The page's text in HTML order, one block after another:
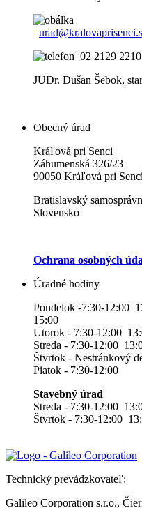
02 2129 2210
JUDr. Dušan Šebok,
Obecný úrad
Kráľová pri Senci
Záhumenská 326/23
90050 Kráľová pri Senci
Bratislavský
Slovensko
Ochrana osobných
Úradné hodiny
Pondelok -7:30-12:00
15:00
Utorok - 7:30-12:00
Streda - 7:30-12:00
Štvrtok - Nestránkový
Piatok - 7:30-12:00
Stavebný úrad
Streda - 7:30-12:00
Štvrtok - 7:30-12:00
Technický prevádzkovateľ:
Galileo Corporation s.r.o.,